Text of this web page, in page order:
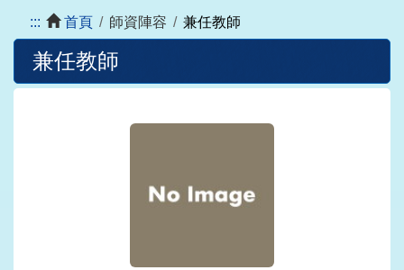
::: 首頁 師資陣容 兼任教師
兼任教師